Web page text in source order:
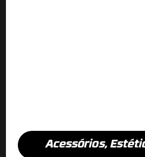
Acessórios,